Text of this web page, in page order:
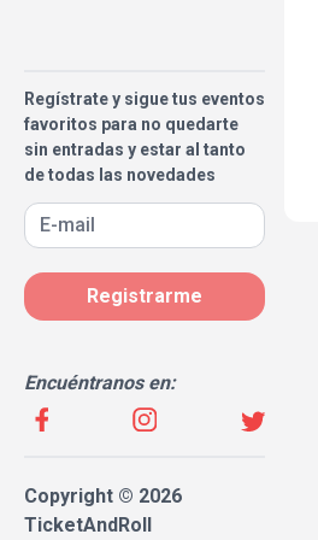
Regístrate y sigue tus eventos
favoritos para no quedarte
sin entradas y estar al tanto
de todas las novedades
Registrarme
Encuéntranos en:
Copyright © 2026
TicketAndRoll